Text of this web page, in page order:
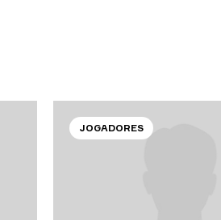
JOGADORES